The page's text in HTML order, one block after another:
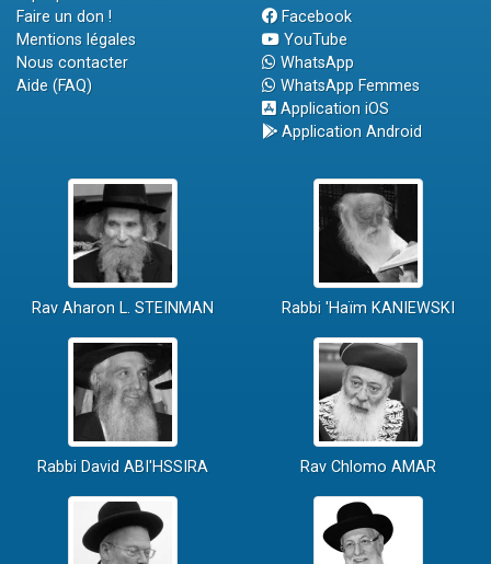
Faire un don !
Mentions légales
Nous contacter
Aide (FAQ)
Facebook
YouTube
WhatsApp
WhatsApp Femmes
Application iOS
Application Android
Rav Aharon L. STEINMAN Rabbi 'Haïm KANIEWSKI
Rabbi David ABI'HSSIRA Rav Chlomo AMAR